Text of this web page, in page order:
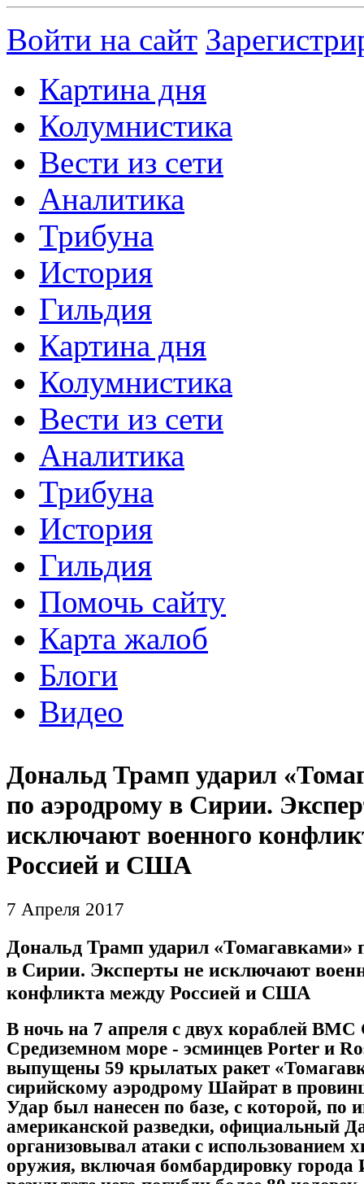
Войти на сайт
Картина дня
Колумнистика
Вести из сети
Аналитика
Трибуна
История
Гильдия
Картина дня
Колумнистика
Вести из сети
Аналитика
Трибуна
История
Гильдия
Помочь сайту
Карта жалоб
Блоги
Видео
Дональд Трамп ударил
по аэродрому в Сирии.
исключают военного
Россией и США
7 Апреля 2017
Дональд Трамп ударил «Томагавками»
в Сирии. Эксперты не исключают
конфликта между Россией и США
В ночь на 7 апреля с двух кораблей
Средиземном море - эсминцев Porter и
выпущены 59 крылатых ракет
сирийскому аэродрому Шайрат в
Удар был нанесен по базе, с которой, по
американской разведки, официальный
организовывал атаки с использованием
оружия, включая бомбардировку города